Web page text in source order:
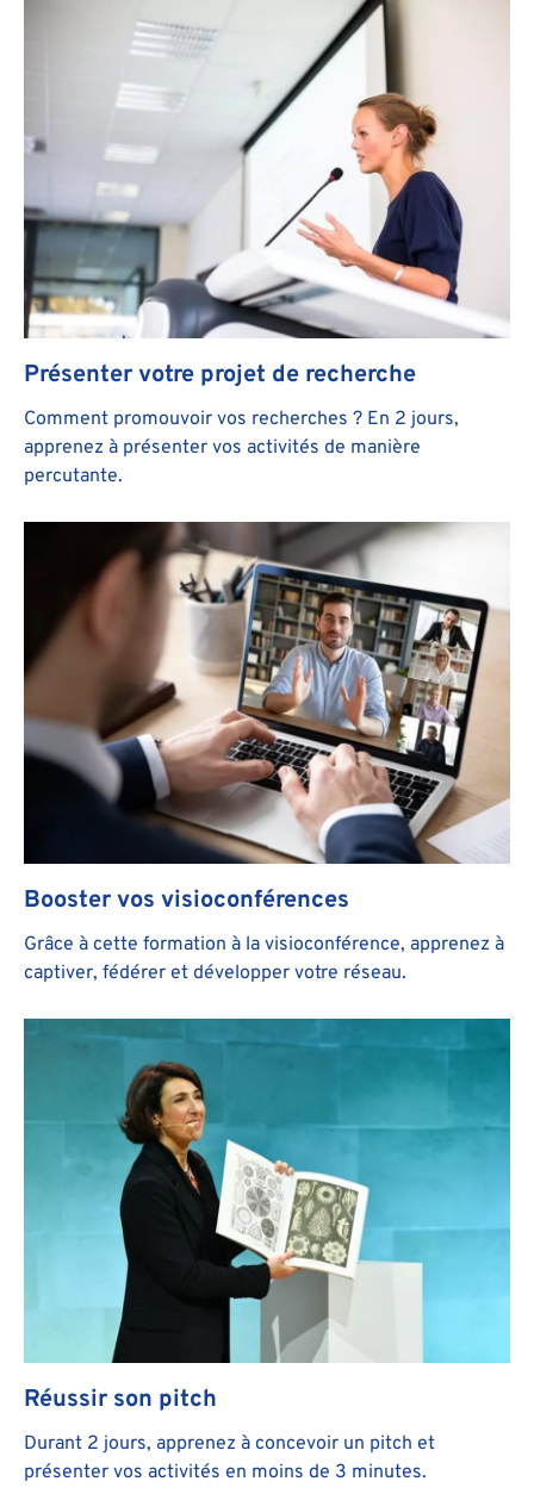
Présenter votre projet de recherche
Comment promouvoir vos recherches ? En 2 jours,
apprenez à présenter vos activités de manière
percutante.
Booster vos visioconférences
Grâce à cette formation à la visioconférence, apprenez à
captiver, fédérer et développer votre réseau.
Réussir son pitch
Durant 2 jours, apprenez à concevoir un pitch et
présenter vos activités en moins de 3 minutes.